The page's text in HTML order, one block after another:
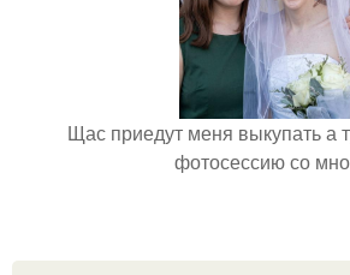
Щас приедут меня выкупать а
фотосессию со